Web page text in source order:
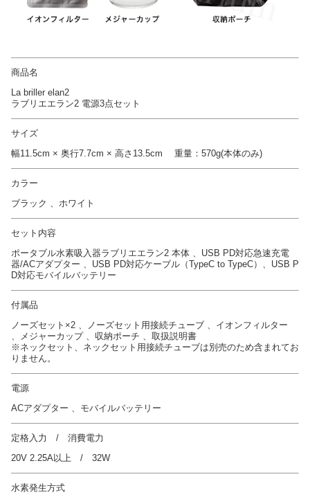
商品名
La briller elan2
ラブリエエラン2 電源3点セット
サイズ
幅11.5cm × 奥行7.7cm × 高さ13.5cm 重量：570g(本体のみ)
カラー
ブラック 、ホワイト
セット内容
ポータブル水素吸入器ラブリエエラン2 本体 、USB PD対応急速充電
器/ACアダプター 、USB PD対応ケーブル（TypeC to TypeC）、USB P
D対応モバイルバッテリー
付属品
ノーズセット×2 、ノーズセット用接続チューブ 、イオンフィルター
、メジャーカップ 、収納ポーチ 、取扱説明書
※ネックセット、ネックセット用接続チューブは別売のため含まれてお
りません。
電源
ACアダプター 、モバイルバッテリー
定格入力 / 消費電力
20V 2.25A以上 / 32W
水素発生方式